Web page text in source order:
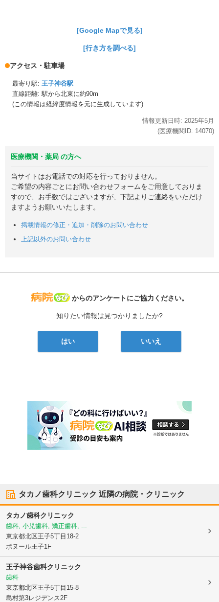
[Google Mapで見る]
[行き方を調べる]
アクセス・駐車場
最寄り駅: 王子神谷駅
直線距離: 駅から北東に約90m
(この情報は経緯度情報を元に生成しています)
情報更新日時: 2025年5月
(医療機関ID: 14070)
医療機関・薬局 の方へ
当サイトはお電話での対応を行っておりません。
ご希望の内容ごとにお問い合わせフォームをご用意しておりま
すので、お手数ではございますが、下記よりご連絡をいただけ
ますようお願いいたします。
掲載情報の修正・追加・削除のお問い合わせ
上記以外のお問い合わせ
病院なび
からのアンケートにご協力ください。
知りたい情報は見つかりましたか?
はい いいえ
タカノ歯科クリニック 近隣の病院・クリニック
タカノ歯科クリニック
歯科, 小児歯科, 矯正歯科, ...
東京都北区王子5丁目18-2
ボヌール王子1F
王子神谷歯科クリニック
歯科
東京都北区王子5丁目15-8
島村第3レジデンス2F